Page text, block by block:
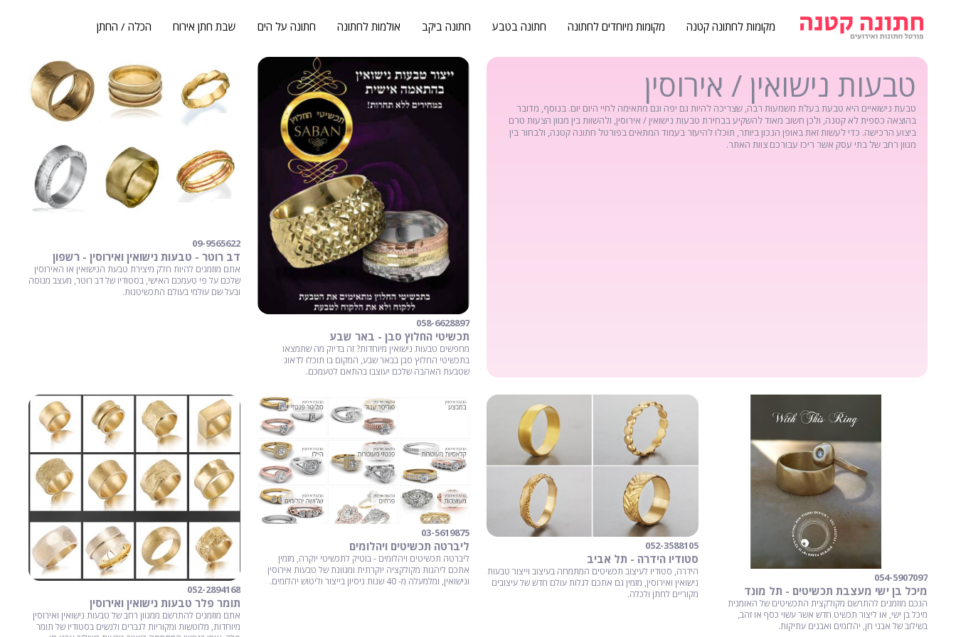
מקומות לחתונה קטנה מקומות מיוחדים לחתונה חתונה בטבע חתונה ביקב אולמות לחתונה חתונה על הים שבת חתן אירוח הכלה / החתן
טבעות נישואין / אירוסין
טבעת נישואיים היא טבעת בעלת משמעות רבה, שצריכה להיות גם יפה וגם מתאימה לחיי היום יום. בנוסף, מדובר
בהוצאה כספית לא קטנה, ולכן חשוב מאוד להשקיע בבחירת טבעות נישואין / אירוסין, ולהשוות בין מגוון הצעות טרם
ביצוע הרכישה. כדי לעשות זאת באופן הנכון ביותר, תוכלו להיעזר בעמוד המתאים בפורטל חתונה קטנה, ולבחור בין
מגוון רחב של בתי עסק אשר ריכז עבורכם צוות האתר.
058-6628897
תכשיטי החלוץ סבן - באר שבע
מחפשים טבעות נישואין מיוחדות? זה בדיוק מה שתמצאו
בתכשיטי החלוץ סבן בבאר שבע, המקום בו תוכלו לדאוג
שטבעת האהבה שלכם יעוצבו בהתאם לטעמכם.
דב רוטר - טבעות נישואין ואירוסין - רשפון
אתם מוזמנים להיות חלק מיצירת טבעת הנישואין או האירוסין
שלכם על פי טעמכם האישי, בסטודיו של דב רוטר, מעצב מנוסה
ובעל שם עולמי בעולם התכשיטנות.
054-5907097
מיכל בן ישי מעצבת תכשיטים - תל מונד
הנכם מוזמנים להתרשם מקולקצית התכשיטים של האומנית
מיכל בן ישי, או ליצור תכשיט חדש אשר עשוי כסף או זהב,
בשילוב של אבני חן, יהלומים ואבנים עתיקות.
052-3588105
סטודיו הידרה - תל אביב
הידרה, סטודיו לעיצוב תכשיטים המתמחה בעיצוב וייצור טבעות
נישואין ואירוסין, מזמין גם אתכם לגלות עולם חדש של עיצובים
מקוריים לחתן ולכלה.
03-5619875
ליברטה תכשיטים ויהלומים
ליברטה תכשיטים ויהלומים - בוטיק לתכשיטי יוקרה, מזמין
אתכם ליהנות מקולקציה יוקרתית ומגוונת של טבעות אירוסין
ונישואין, ומלמעלה מ- 40 שנות ניסיון בייצור וליטוש יהלומים.
052-2894168
תומר פלר טבעות נישואין ואירוסין
אתם מוזמנים להתרשם ממגוון רחב של טבעות נישואין ואירוסין
מיוחדות, מלוטשות ומקוריות לגברים ולנשים בסטודיו של תומר